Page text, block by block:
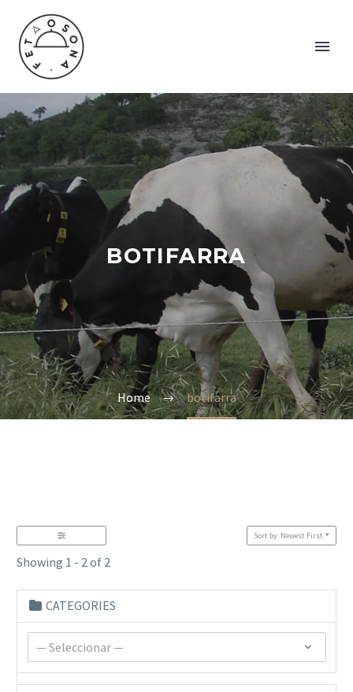
BOTIFARRA
Home botifarra
Showing 1 - 2 of 2
Sort by: Newest First
CATEGORIES
— Seleccionar —